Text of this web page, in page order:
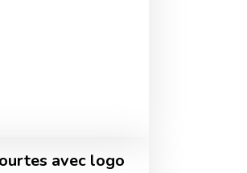
avec logo